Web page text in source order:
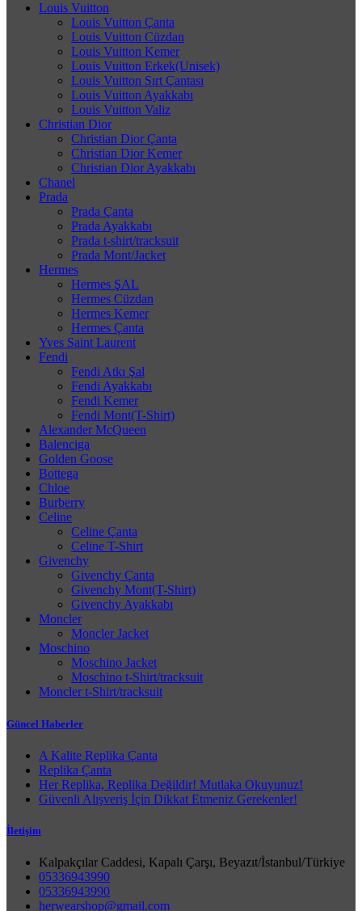
Louis Vuitton
Louis Vuitton Çanta
Louis Vuitton Cüzdan
Louis Vuitton Kemer
Louis Vuitton Erkek(Unisek)
Louis Vuitton Sırt Çantası
Louis Vuitton Ayakkabı
Louis Vuitton Valiz
Christian Dior
Christian Dior Çanta
Christian Dior Kemer
Christian Dior Ayakkabı
Chanel
Prada
Prada Çanta
Prada Ayakkabı
Prada t-shirt/tracksuit
Prada Mont/Jacket
Hermes
Hermes ŞAL
Hermes Cüzdan
Hermes Kemer
Hermes Çanta
Yves Saint Laurent
Fendi
Fendi Atkı Şal
Fendi Ayakkabı
Fendi Kemer
Fendi Mont(T-Shirt)
Alexander McQueen
Balenciga
Golden Goose
Bottega
Chloe
Burberry
Celine
Celine Çanta
Celine T-Shirt
Givenchy
Givenchy Çanta
Givenchy Mont(T-Shirt)
Givenchy Ayakkabı
Moncler
Moncler Jacket
Moschino
Moschino Jacket
Moschino t-Shirt/tracksuit
Moncler t-Shirt/tracksuit
Güncel Haberler
A Kalite Replika Çanta
Replika Çanta
Her Replika, Replika Değildir! Mutlaka Okuyunuz!
Güvenli Alışveriş İçin Dikkat Etmeniz Gerekenler!
İletişim
Kalpakçılar Caddesi, Kapalı Çarşı, Beyazıt/İstanbul/Türkiye
05336943990
05336943990
herwearshop@gmail.com